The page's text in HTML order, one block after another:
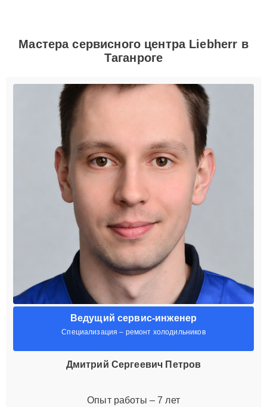
Мастера сервисного центра Liebherr в
Таганроге
Ведущий сервис-инженер
Специализация – ремонт холодильников
Дмитрий Сергеевич Петров
Опыт работы – 7 лет